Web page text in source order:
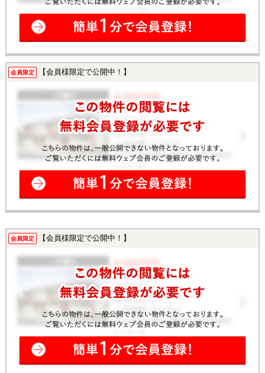
会員限定 【会員様限定で公開中！】
会員限定 【会員様限定で公開中！】